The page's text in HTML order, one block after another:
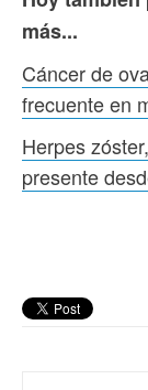
más...
Cáncer de
frecuente en
Herpes
presente